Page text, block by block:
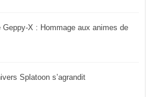
X : Hommage aux animes de
Splatoon s’agrandit